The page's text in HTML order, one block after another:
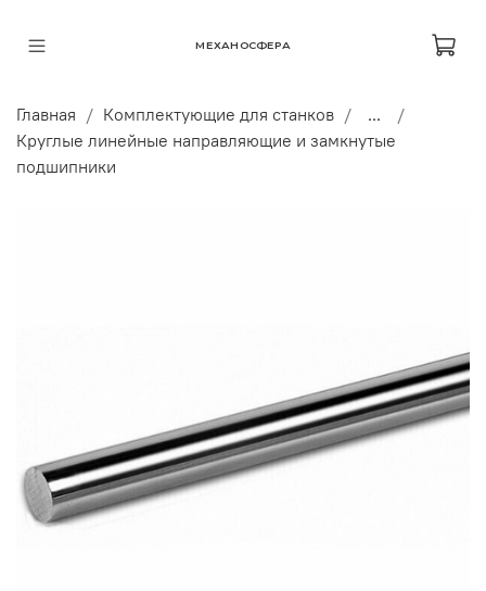
МЕХАНОСФЕРА
Главная Комплектующие для станков
...
Круглые линейные направляющие и замкнутые
подшипники